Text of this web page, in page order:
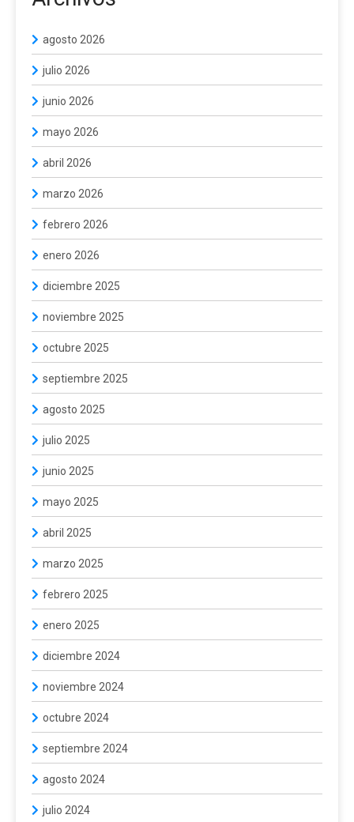
agosto 2026
julio 2026
junio 2026
mayo 2026
abril 2026
marzo 2026
febrero 2026
enero 2026
diciembre 2025
noviembre 2025
octubre 2025
septiembre 2025
agosto 2025
julio 2025
junio 2025
mayo 2025
abril 2025
marzo 2025
febrero 2025
enero 2025
diciembre 2024
noviembre 2024
octubre 2024
septiembre 2024
agosto 2024
julio 2024